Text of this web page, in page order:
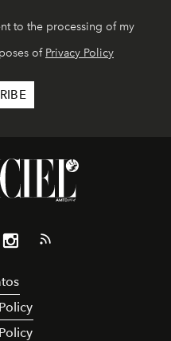
to the processing of my
of Privacy Policy